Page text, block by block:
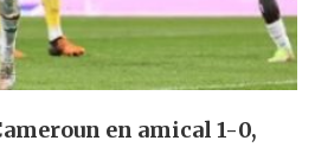
en amical 1-0,